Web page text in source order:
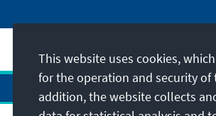
This website uses cookies,
for the operation and security of
addition, the website collects